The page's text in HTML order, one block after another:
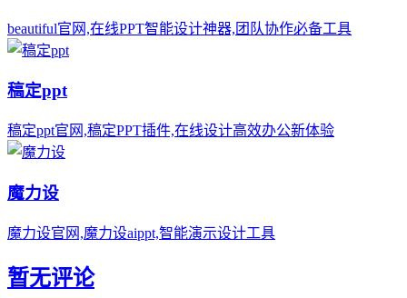
beautiful官网,在线PPT智能设计神器,团队协作必备工具
稿定ppt
稿定ppt官网,稿定PPT插件,在线设计高效办公新体验
魔力设
魔力设官网,魔力设aippt,智能演示设计工具
暂无评论